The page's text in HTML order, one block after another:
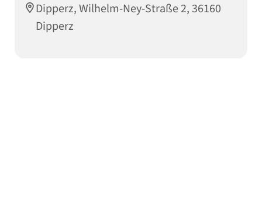
Dipperz, Wilhelm-Ney-Straße 2, 36160
Dipperz